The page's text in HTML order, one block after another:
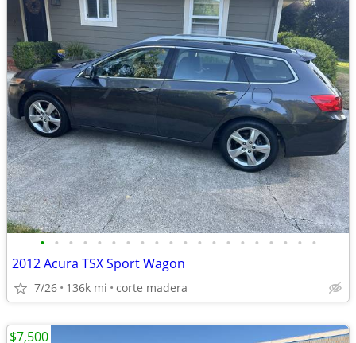
• • • • • • • • • • • • • • • • • • • •
2012 Acura TSX Sport Wagon
7/26 136k mi corte madera
$7,500